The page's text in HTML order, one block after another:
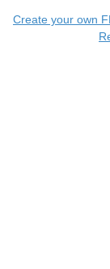
Create your own